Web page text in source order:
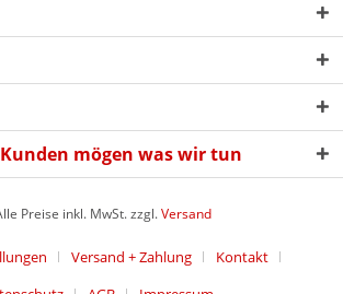
mögen was wir tun
Preise inkl. MwSt. zzgl.Versand
Versand + Zahlung
Kontakt